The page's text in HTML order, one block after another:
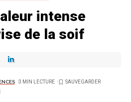
intense
de la soif
3 MIN LECTURE